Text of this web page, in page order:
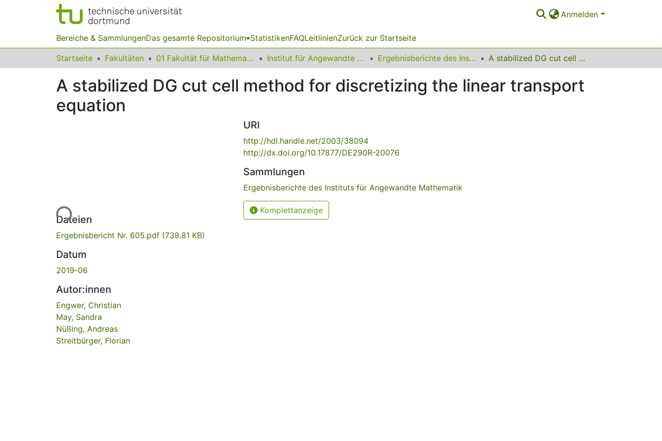
Anmelden
Bereiche & SammlungenDas gesamte Repositorium StatistikenFAQLeitlinienZurück zur Startseite
Startseite Fakultäten 01 Fakultät für Mathematik Institut für Angewandte Mathematik Ergebnisberichte des Instituts für Angewandte Mathematik A stabilized DG cut cell method for discretizing the linear transport equation
A stabilized DG cut cell method for discretizing the linear transport
equation
Lade...
Dateien
Ergebnisbericht Nr. 605.pdf (739.81 KB)
Datum
2019-06
Autor:innen
Engwer, Christian
May, Sandra
Nüßing, Andreas
Streitbürger, Florian
URI
http://hdl.handle.net/2003/38094
http://dx.doi.org/10.17877/DE290R-20076
Sammlungen
Ergebnisberichte des Instituts für Angewandte Mathematik
Komplettanzeige